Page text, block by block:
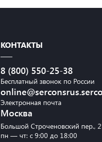
КОНТАКТЫ
8 (800) 550-25-38
Бесплатный звонок по России
Электронная почта
Москва
Большой Строченовский пер.,
пн — чт: с 9:00 до 18:00